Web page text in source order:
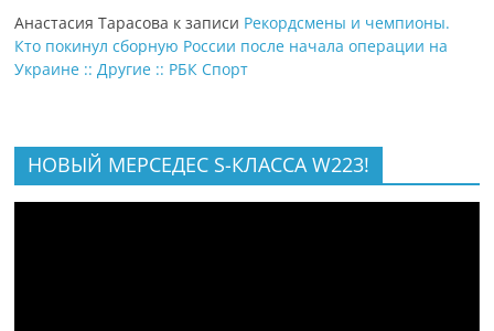
Анастасия Тарасова к записи Рекордсмены и чемпионы.
Кто покинул сборную России после начала операции на
Украине :: Другие :: РБК Спорт
НОВЫЙ МЕРСЕДЕС S-КЛАССА W223!